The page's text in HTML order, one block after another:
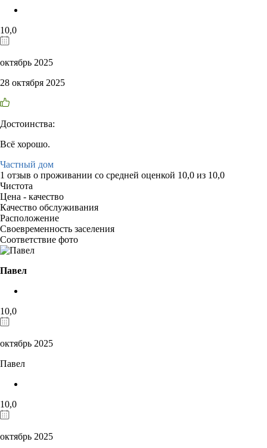
10,0
октябрь 2025
28 октября 2025
Достоинства:
Всё хорошо.
Частный дом
1 отзыв о проживании со средней оценкой 10,0 из 10,0
Чистота
Цена - качество
Качество обслуживания
Расположение
Своевременность заселения
Соответствие фото
Павел
10,0
октябрь 2025
Павел
10,0
октябрь 2025